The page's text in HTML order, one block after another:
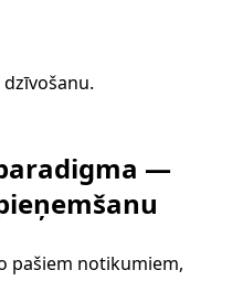
—
pašiem notikumiem,